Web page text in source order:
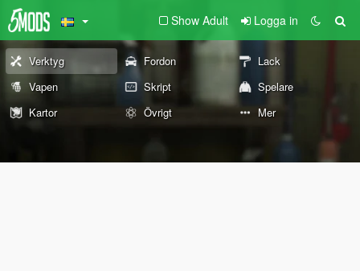
Show Adult Logga in
Verktyg Fordon
Lack
Vapen
Skript
Spelare
Kartor
Övrigt Mer